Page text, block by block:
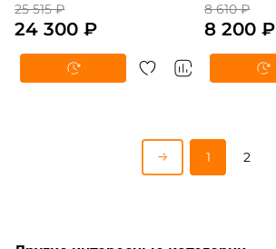
25 515 ₽
24 300 ₽
8 610 ₽
8 200 ₽
1 2